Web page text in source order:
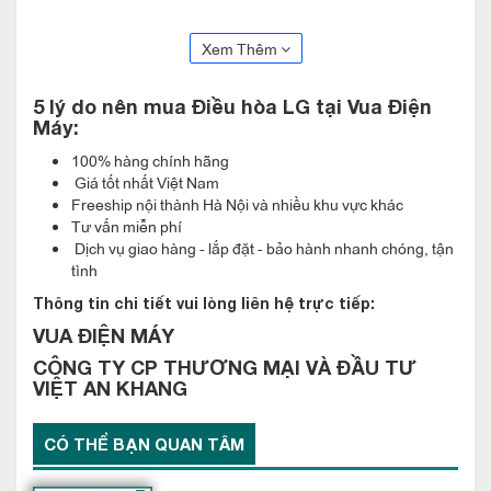
dàn nóng. Thiết bị hỗ trợ cả hai chế độlàm lạnh mùa hè và
sưởi ấm mùa đông, phù hợp với các không gian như
phòng ngủ lớn, phòng khách, văn phòng làm việc,
phòng họp nhỏ
Thông Số Kỹ Thuật Cơ Bản
Loại máy: Dàn lạnh treo tường Multi, 2 chiều (làm lạnh
& sưởi ấm)
Model:AMNW18GSKB1
18.000 BTU (2.0 HP)
Nguồn điện:Cấp từ dàn nóng Multi LG
Công nghệ:Inverter (phụ thuộc dàn nóng)
Điều khiển:
Xem Thêm
5 lý do nên mua Điều hòa LG tại Vua Điện
Máy:
100% hàng chính hãng
Giá tốt nhất Việt Nam
Freeship nội thành Hà Nội và nhiều khu vực khác
Tư vấn miễn phí
Dịch vụ giao hàng - lắp đặt - bảo hành nhanh chóng, tận
tình
Thông tin chi tiết vui lòng liên hệ trực tiếp:
VUA ĐIỆN MÁY
CÔNG TY CP THƯƠNG MẠI VÀ ĐẦU TƯ
VIỆT AN KHANG
CÓ THỂ BẠN QUAN TÂM